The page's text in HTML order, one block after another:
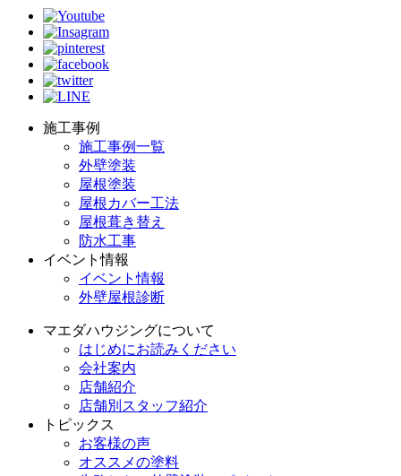
施工事例
施工事例一覧
外壁塗装
屋根塗装
屋根カバー工法
屋根葺き替え
防水工事
イベント情報
イベント情報
外壁屋根診断
マエダハウジングについて
はじめにお読みください
会社案内
店舗紹介
店舗別スタッフ紹介
トピックス
お客様の声
オススメの塗料